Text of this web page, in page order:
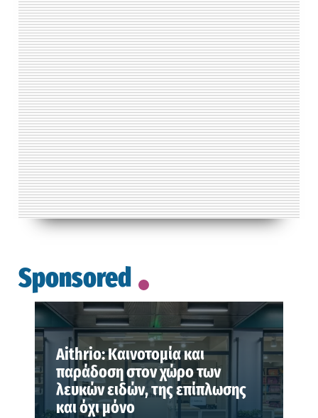
Sponsored
Aithrio: Καινοτομία και
παράδοση στον χώρο των
λευκών ειδών, της επίπλωσης
και όχι μόνο